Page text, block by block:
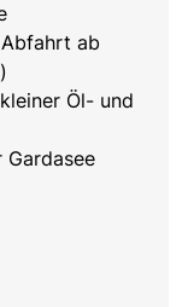
ab
Öl- und
Gardasee